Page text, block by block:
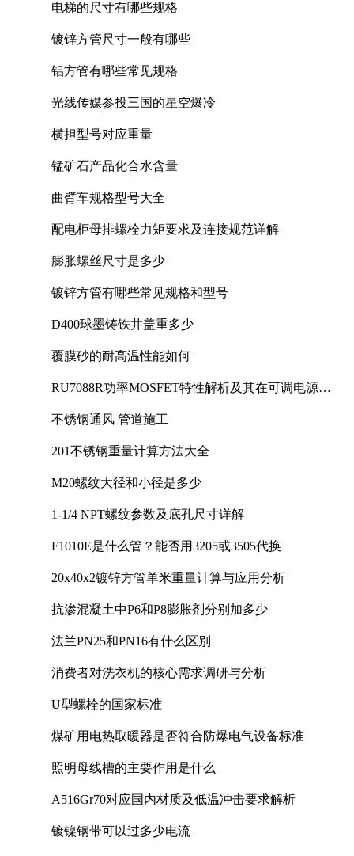
电梯的尺寸有哪些规格
镀锌方管尺寸一般有哪些
铝方管有哪些常见规格
光线传媒参投三国的星空爆冷
横担型号对应重量
锰矿石产品化合水含量
曲臂车规格型号大全
配电柜母排螺栓力矩要求及连接规范详解
膨胀螺丝尺寸是多少
镀锌方管有哪些常见规格和型号
D400球墨铸铁井盖重多少
覆膜砂的耐高温性能如何
RU7088R功率MOSFET特性解析及其在可调电源设
不锈钢通风 管道施工
201不锈钢重量计算方法大全
M20螺纹大径和小径是多少
1-1/4 NPT螺纹参数及底孔尺寸详解
F1010E是什么管？能否用3205或3505代换
20x40x2镀锌方管单米重量计算与应用分析
抗渗混凝土中P6和P8膨胀剂分别加多少
法兰PN25和PN16有什么区别
消费者对洗衣机的核心需求调研与分析
U型螺栓的国家标准
煤矿用电热取暖器是否符合防爆电气设备标准
照明母线槽的主要作用是什么
A516Gr70对应国内材质及低温冲击要求解析
镀镍钢带可以过多少电流